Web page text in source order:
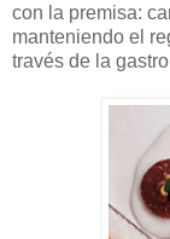
con la premisa:
manteniendo el
través de la